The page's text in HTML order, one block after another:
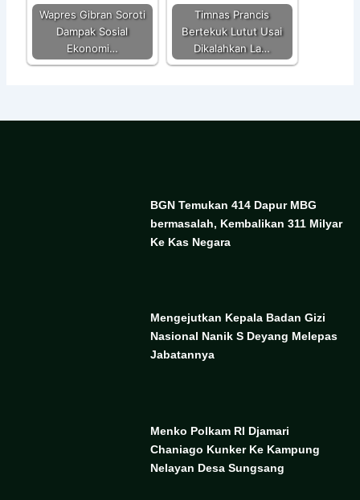
Wapres Gibran Soroti
Dampak Sosial
Ekonomi…
Timnas Prancis
Bertekuk Lutut Usai
Dikalahkan La…
BGN Temukan 414 Dapur MBG
bermasalah, Kembalikan 311 Milyar
Ke Kas Negara
Mengejutkan Kepala Badan Gizi
Nasional Nanik S Deyang Melepas
Jabatannya
Menko Polkam RI Djamari
Chaniago Kunker Ke Kampung
Nelayan Desa Sungsang